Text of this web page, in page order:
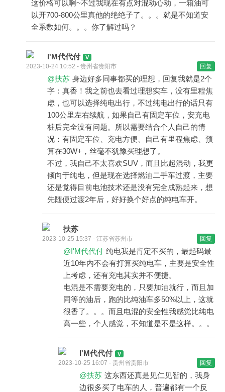
这价格可以啊~不过我现在有点对混动心动，一箱油可
以开700-800公里真他的绝绝子了。。。就是不知道安
全系数如何。。。你了解过吗？
I'M代代付
2023-10-24 10:52 - 贵州省贵阳市 回复
@扶苏 身边好多同事都买的理想，回复我就是2个
字：真香！我之前也去看过理想实车，没有里程焦
虑，也可以选择纯电出行，不过纯电出行的话只有
100公里左右续航，如果自己有固定车位，安充电
桩后完全没有问题。所以需要结合个人自己的情
况：有固定车位、充电方便、自己有里程焦虑、预
算在30W+，丝毫不犹豫买理想了。
不过，我自己不太喜欢SUV，而且比起混动，我更
倾向于纯电，但是现在选择燃油二手车过渡，主要
还是觉得目前电池技术还是没有完全成熟起来，想
先随便过渡2年后，好好换个好点的纯电车开。
扶苏
2023-10-25 15:37 - 江苏省苏州市 回复
@I'M代代付 纯电我是肯定不买的，最起码最
近10年内不会有打算买纯电车，主要是安全性
上考虑，还有充电其实并不便捷。
电混是不需要充电的，只要加油就行，而且加
同等的油后，跑的比纯油车多50%以上，这就
很香了。。。而且电混的安全性我感觉比纯电
高一些，个人感觉，不知道是不是这样。。。
I'M代代付
2023-10-25 16:07 - 贵州省贵阳市 回复
@扶苏 这东西还真是见仁见智的，我身
边很多买了电车的人，普遍都有一个反